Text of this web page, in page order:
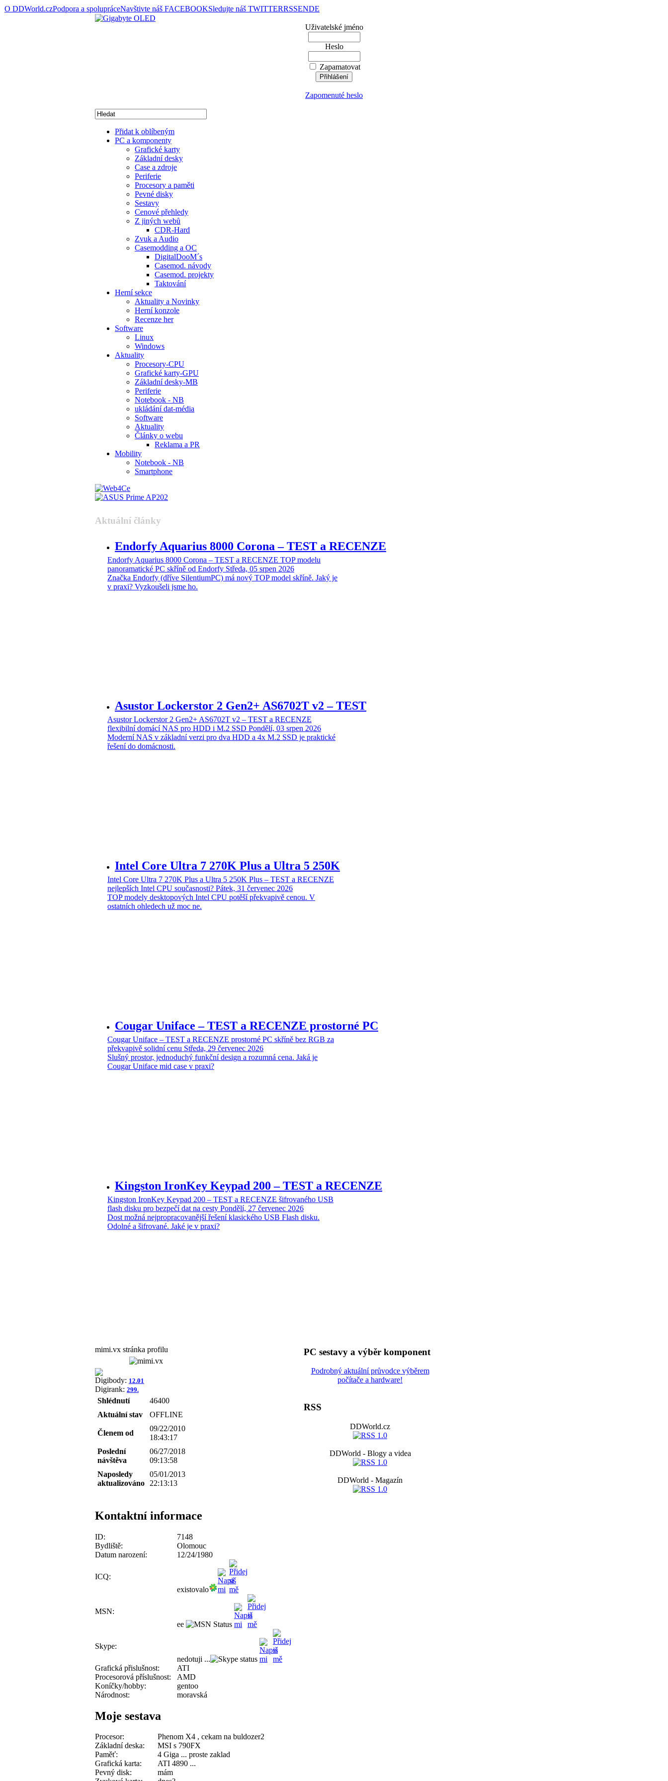
O DDWorld.czPodpora a spolupráceNavštivte náš FACEBOOKSledujte náš TWITTERRSSENDE
Uživatelské jméno
Heslo
Zapamatovat
Zapomenuté heslo
Přidat k oblíbeným
PC a komponenty
Grafické karty
Základní desky
Case a zdroje
Periferie
Procesory a paměti
Pevné disky
Sestavy
Cenové přehledy
Z jiných webů
CDR-Hard
Zvuk a Audio
Casemodding a OC
DigitalDooM´s
Casemod. návody
Casemod. projekty
Taktování
Herní sekce
Aktuality a Novinky
Herní konzole
Recenze her
Software
Linux
Windows
Aktuality
Procesory-CPU
Grafické karty-GPU
Základní desky-MB
Periferie
Notebook - NB
ukládání dat-média
Software
Aktuality
Články o webu
Reklama a PR
Mobility
Notebook - NB
Smartphone
Aktuální články
Endorfy Aquarius 8000 Corona – TEST a RECENZE
Endorfy Aquarius 8000 Corona – TEST a RECENZE TOP modelu
panoramatické PC skříně od Endorfy Středa, 05 srpen 2026
Značka Endorfy (dříve SilentiumPC) má nový TOP model skříně. Jaký je
v praxi? Vyzkoušeli jsme ho.
Asustor Lockerstor 2 Gen2+ AS6702T v2 – TEST
Asustor Lockerstor 2 Gen2+ AS6702T v2 – TEST a RECENZE
flexibilní domácí NAS pro HDD i M.2 SSD Pondělí, 03 srpen 2026
Moderní NAS v základní verzi pro dva HDD a 4x M.2 SSD je praktické
řešení do domácnosti.
Intel Core Ultra 7 270K Plus a Ultra 5 250K
Intel Core Ultra 7 270K Plus a Ultra 5 250K Plus – TEST a RECENZE
nejlepších Intel CPU současnosti? Pátek, 31 červenec 2026
TOP modely desktopových Intel CPU potěší překvapivě cenou. V
ostatních ohledech už moc ne.
Cougar Uniface – TEST a RECENZE prostorné PC
Cougar Uniface – TEST a RECENZE prostorné PC skříně bez RGB za
překvapivě solidní cenu Středa, 29 červenec 2026
Slušný prostor, jednoduchý funkční design a rozumná cena. Jaká je
Cougar Uniface mid case v praxi?
Kingston IronKey Keypad 200 – TEST a RECENZE
Kingston IronKey Keypad 200 – TEST a RECENZE šifrovaného USB
flash disku pro bezpečí dat na cesty Pondělí, 27 červenec 2026
Dost možná nejpropracovanější řešení klasického USB Flash disku.
Odolné a šifrované. Jaké je v praxi?
mimi.vx stránka profilu
Digibody: 12.01
Digirank: 299.
Shlédnutí
46400
Aktuální stav
OFFLINE
Členem od
09/22/2010
18:43:17
Poslední
návštěva
06/27/2018
09:13:58
Naposledy
aktualizováno
05/01/2013
22:13:13
Kontaktní informace
ID:
7148
Bydliště:
Olomouc
Datum narození:
12/24/1980
ICQ:
existovalo
MSN:
ee
Skype:
nedotuji ...
Grafická přislušnost:
ATI
Procesorová příslušnost:
AMD
Koníčky/hobby:
gentoo
Národnost:
moravská
Moje sestava
Procesor:
Phenom X4 , cekam na buldozer2
Základní deska:
MSI s 790FX
Paměť:
4 Giga ... proste zaklad
Grafická karta:
ATI 4890 ...
Pevný disk:
mám
PC sestavy a výběr komponent
Podrobný aktuální průvodce výběrem
počítače a hardware!
RSS
DDWorld.cz
DDWorld - Blogy a videa
DDWorld - Magazín